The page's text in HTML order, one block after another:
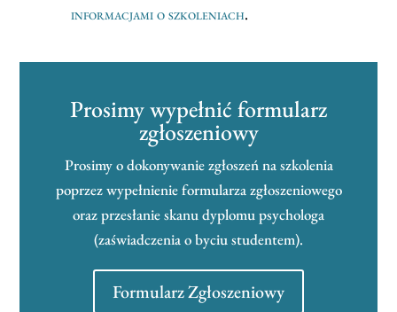
informacjami o szkoleniach.
Prosimy wypełnić formularz
zgłoszeniowy
Prosimy o dokonywanie zgłoszeń na szkolenia
poprzez wypełnienie formularza zgłoszeniowego
oraz przesłanie skanu dyplomu psychologa
(zaświadczenia o byciu studentem).
Formularz Zgłoszeniowy